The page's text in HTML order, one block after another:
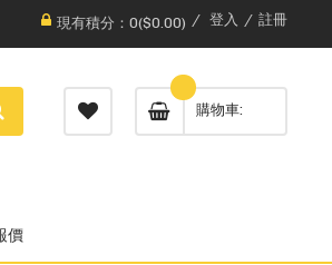
現有積分：0($0.00) 登入 註冊
購物車
價